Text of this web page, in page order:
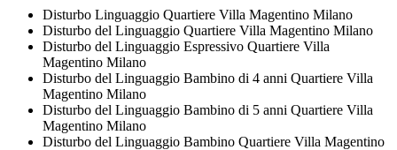
Disturbo Linguaggio Quartiere Villa Magentino Milano
Disturbo del Linguaggio Quartiere Villa Magentino Milano
Disturbo del Linguaggio Espressivo Quartiere Villa
Magentino Milano
Disturbo del Linguaggio Bambino di 4 anni Quartiere Villa
Magentino Milano
Disturbo del Linguaggio Bambino di 5 anni Quartiere Villa
Magentino Milano
Disturbo del Linguaggio Bambino Quartiere Villa Magentino